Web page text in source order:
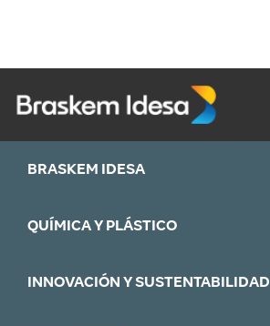
BRASKEM IDESA
QUÍMICA Y PLÁSTICO
INNOVACIÓN Y SUSTENTABILIDAD